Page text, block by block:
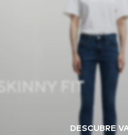
DESCUBRE